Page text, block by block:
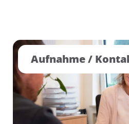
Aufnahme /